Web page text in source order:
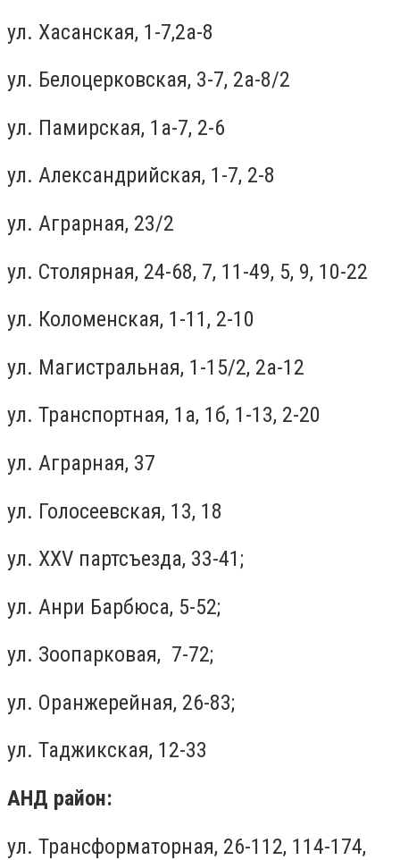
ул. Хасанская, 1-7,2а-8
ул. Белоцерковская, 3-7, 2а-8/2
ул. Памирская, 1а-7, 2-6
ул. Александрийская, 1-7, 2-8
ул. Аграрная, 23/2
ул. Столярная, 24-68, 7, 11-49, 5, 9, 10-22
ул. Коломенская, 1-11, 2-10
ул. Магистральная, 1-15/2, 2а-12
ул. Транспортная, 1а, 1б, 1-13, 2-20
ул. Аграрная, 37
ул. Голосеевская, 13, 18
ул. ХХV партсъезда, 33-41;
ул. Анри Барбюса, 5-52;
ул. Зоопарковая, 7-72;
ул. Оранжерейная, 26-83;
ул. Таджикская, 12-33
АНД район:
ул. Трансформаторная, 26-112, 114-174,